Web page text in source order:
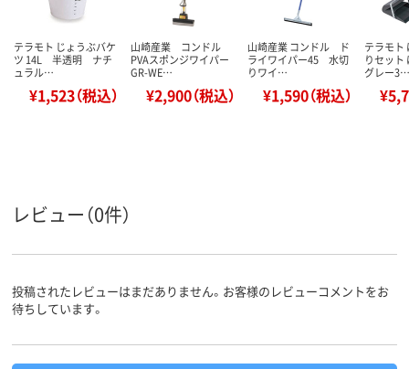
テラモト じょうぶバケ
ツ 14L 半透明 ナチ
ュラル…
¥1,523（税込）
山崎産業 コンドル
PVAスポンジワイパー
GR-WE…
¥2,900（税込）
山崎産業 コンドル ド
ライワイパー45 水切
りワイ…
¥1,590（税込）
テラモト
りセット
グレー3…
レビュー（0件）
投稿されたレビューはまだありません。お客様のレビューコメントをお
待ちしています。